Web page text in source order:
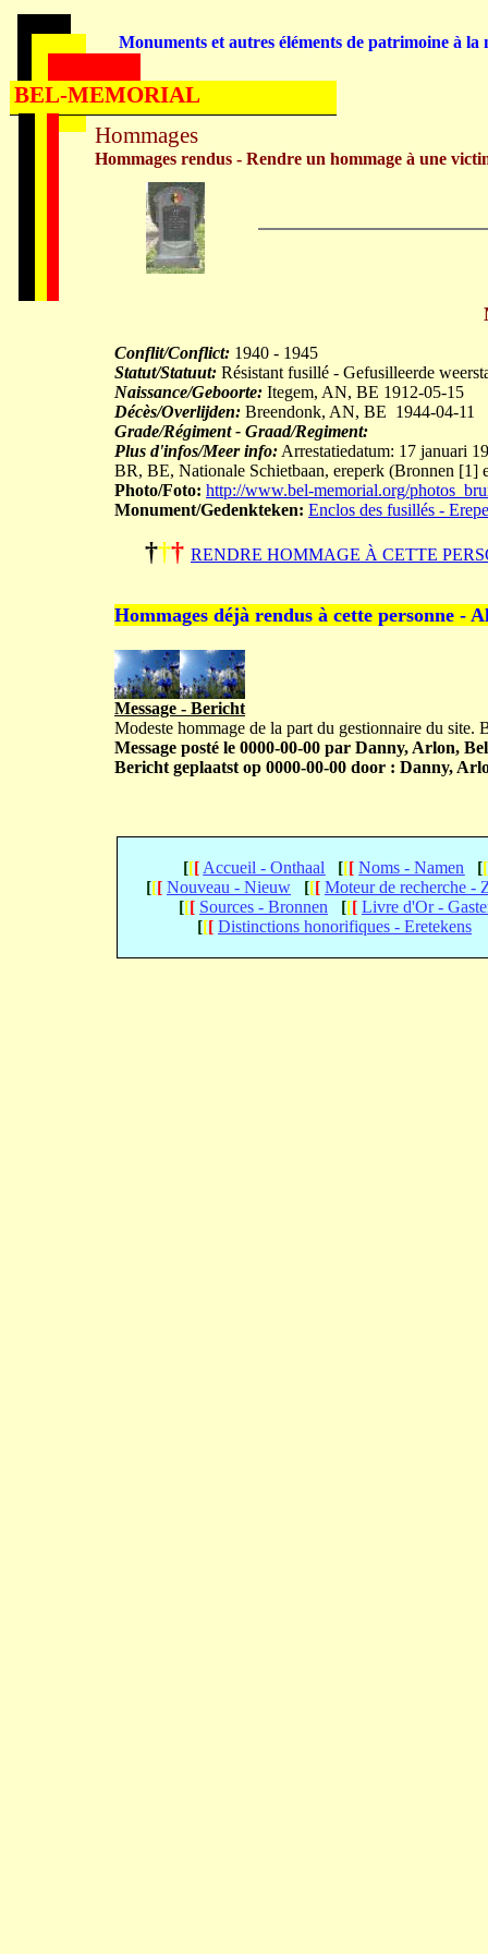
Conflit/Conflict: 1940 - 1945
Statut/Statuut: Résistant fusillé - Gefusilleerde
Naissance/Geboorte: Itegem, AN, BE 1912-05-15
Décès/Overlijden: Breendonk, AN, BE 1944-04-11
Grade/Régiment - Graad/Regiment:
Plus d'infos/Meer info: Arrestatiedatum: 17 januari
BR, BE, Nationale Schietbaan, ereperk (Bronnen [1]
Photo/Foto: http://www.bel-memorial.org/
Monument/Gedenkteken: Enclos des fusillés -
††† RENDRE HOMMAGE À CETTE
Hommages déjà rendus à cette personne -
Message - Bericht
Modeste hommage de la part du gestionnaire du site.
Message posté le 0000-00-00 par Danny, Arlon,
Bericht geplaatst op 0000-00-00 door : Danny,
[[[ Accueil - Onthaal [[[ Noms - Namen [[
[[[ Nouveau - Nieuw [[[ Moteur de recherche -
[[[ Sources - Bronnen [[[ Livre d'Or -
[[[ Distinctions honorifiques - Eretekens
Hommages
Hommages rendus - Rendre un hommage à une
Monuments et autres éléments de patrimoine à la
BEL-MEMORIAL